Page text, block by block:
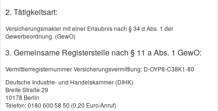
2. Tätigkeitsart:
Versicherungsmakler mit einer Erlaubnis nach § 34 d Abs. 1 der
Gewerbeordnung. (GewO)
3. Gemeinsame Registerstelle nach § 11 a Abs. 1 GewO:
Vermittlerregisternummer Versicherungsvermittlung: D-OYP8-C38K1-80
Deutsche Industrie- und Handelskammer (DIHK)
Breite Straße 29
10178 Berlin
Telefon: 0180 600 58 50 (0,20 Euro/Anruf)